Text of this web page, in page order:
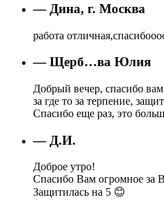
— Дина, г. Москва
работа
— Щерб…ва Юлия
Добрый вечер, спасибо
за где то за терпение,
Спасибо еще раз, это
— Д.И.
Доброе утро!
Спасибо Вам огромное за
Защитилась на 5 😊